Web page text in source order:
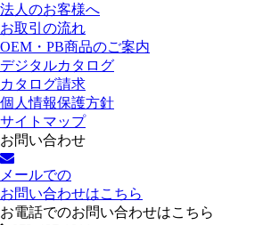
法人のお客様へ
お取引の流れ
OEM・PB商品のご案内
デジタルカタログ
カタログ請求
個人情報保護方針
サイトマップ
お問い合わせ
メールでの
お問い合わせはこちら
お電話でのお問い合わせはこちら